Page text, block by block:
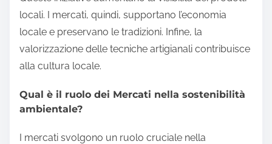
locali. I mercati, quindi, supportano l’economia
locale e preservano le tradizioni. Infine, la
valorizzazione delle tecniche artigianali contribuisce
alla cultura locale.
Qual è il ruolo dei Mercati nella sostenibilità
ambientale?
I mercati svolgono un ruolo cruciale nella